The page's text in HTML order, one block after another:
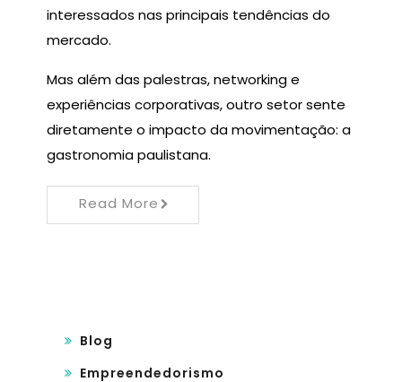
interessados nas principais tendências do
mercado.
Mas além das palestras, networking e
experiências corporativas, outro setor sente
diretamente o impacto da movimentação: a
gastronomia paulistana.
Read More
Blog
Empreendedorismo